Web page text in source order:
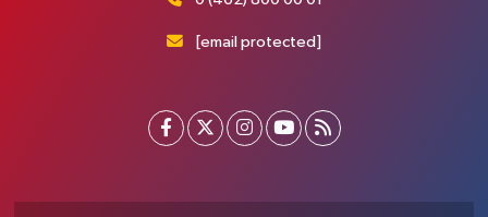
[email protected]